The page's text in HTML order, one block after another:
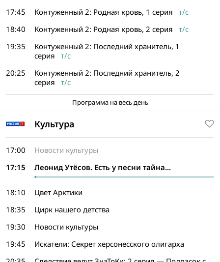
17:45
Контуженный 2: Родная кровь, 1 серия т/с
18:40
Контуженный 2: Родная кровь, 2 серия т/с
19:35
Контуженный 2: Последний хранитель, 1
серия т/с
20:25
Контуженный 2: Последний хранитель, 2
серия т/с
Программа на весь день
Культура
17:00
Новости культуры
17:15
Леонид Утёсов. Есть у песни тайна...
18:10
Цвет Арктики
18:35
Цирк нашего детства
19:30
Новости культуры
19:45
Искатели: Секрет херсонесского олигарха